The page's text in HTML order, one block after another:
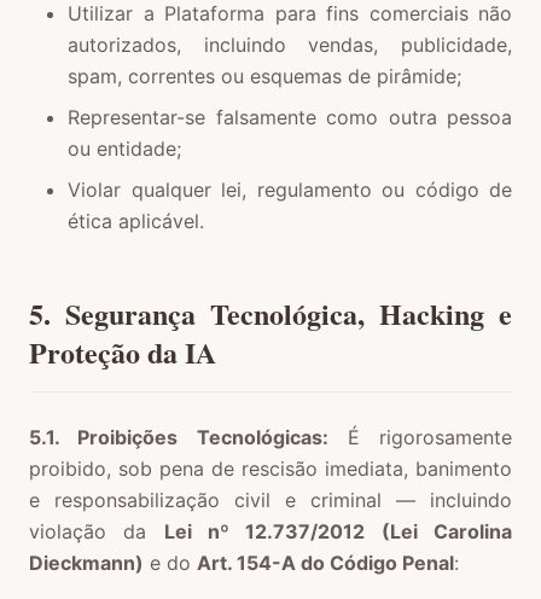
Utilizar a Plataforma para fins comerciais não
autorizados, incluindo vendas, publicidade,
spam, correntes ou esquemas de pirâmide;
Representar-se falsamente como outra pessoa
ou entidade;
Violar qualquer lei, regulamento ou código de
ética aplicável.
5. Segurança Tecnológica, Hacking e
Proteção da IA
5.1. Proibições Tecnológicas: É rigorosamente
proibido, sob pena de rescisão imediata, banimento
e responsabilização civil e criminal — incluindo
violação da
Lei nº 12.737/2012 (Lei Carolina
Dieckmann) e do Art. 154-A do Código Penal: